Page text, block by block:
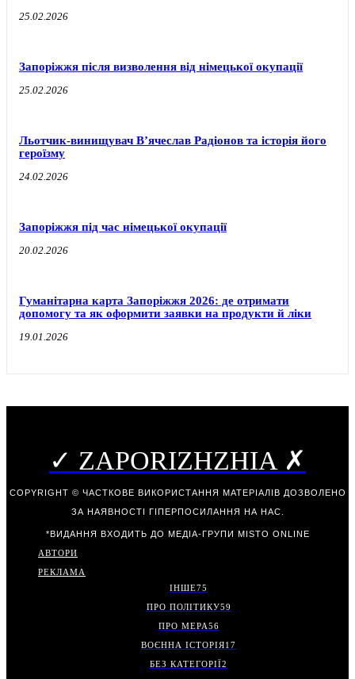
25.02.2026
Запоріжжя після визволення від німецької окупації
25.02.2026
Льотчик-винищувач В’ячеслав Радіонов та історія його
героїзму
24.02.2026
Запоріжжя під час німецької окупації
20.02.2026
Гуманітарна карта Запоріжжя 2026: де отримати
допомогу та як оформити заявки на продукти й ліки
19.01.2026
✓ ZAPORIZHZHIA ✗
COPYRIGHT © ЧАСТКОВЕ ВИКОРИСТАННЯ МАТЕРІАЛІВ ДОЗВОЛЕНО
ЗА НАЯВНОСТІ ГІПЕРПОСИЛАННЯ НА НАС.
*ВИДАННЯ ВХОДИТЬ ДО МЕДІА-ГРУПИ MISTO ONLINE
АВТОРИ
РЕКЛАМА
ІНШЕ75
ПРО ПОЛІТИКУ59
ПРО МЕРА56
ВОЄННА ІСТОРІЯ17
БЕЗ КАТЕГОРІЇ2